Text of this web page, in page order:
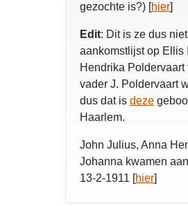
gezochte is?) [hier]
Edit: Dit is ze dus
aankomstlijst op Ellis
Hendrika Poldervaart
vader J. Poldervaart
dus dat is deze
Haarlem.
John Julius, Anna
Johanna kwamen
13-2-1911 [hier]